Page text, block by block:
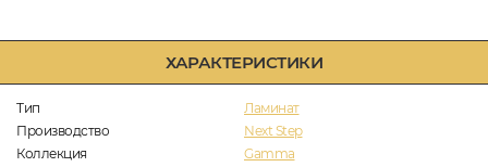
ХАРАКТЕРИСТИКИ
Тип
Ламинат
Производство
Next Step
Коллекция
Gamma